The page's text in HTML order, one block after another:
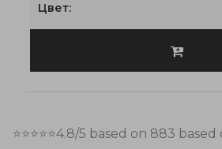
Цвет:
⭐⭐⭐⭐⭐4.8/5 based on 883 based